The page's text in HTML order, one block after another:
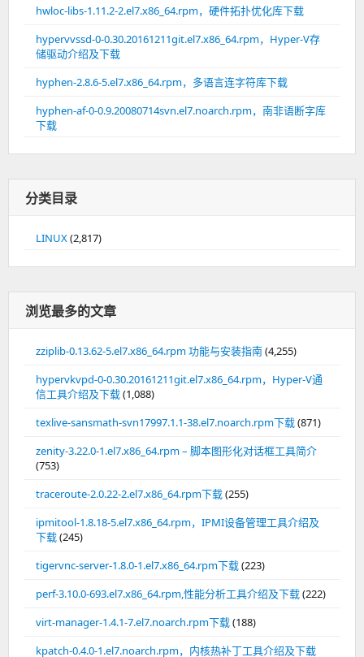
hwloc-libs-1.11.2-2.el7.x86_64.rpm，硬件拓扑优化库下载
hypervvssd-0-0.30.20161211git.el7.x86_64.rpm，Hyper-V存
储驱动介绍及下载
hyphen-2.8.6-5.el7.x86_64.rpm，多语言连字符库下载
hyphen-af-0-0.9.20080714svn.el7.noarch.rpm，南非语断字库
下载
分类目录
LINUX(2,817)
浏览最多的文章
zziplib-0.13.62-5.el7.x86_64.rpm 功能与安装指南(4,255)
hypervkvpd-0-0.30.20161211git.el7.x86_64.rpm，Hyper-V通
信工具介绍及下载(1,088)
texlive-sansmath-svn17997.1.1-38.el7.noarch.rpm下载(871)
zenity-3.22.0-1.el7.x86_64.rpm – 脚本图形化对话框工具简介
(753)
traceroute-2.0.22-2.el7.x86_64.rpm下载(255)
ipmitool-1.8.18-5.el7.x86_64.rpm，IPMI设备管理工具介绍及
下载(245)
tigervnc-server-1.8.0-1.el7.x86_64.rpm下载(223)
perf-3.10.0-693.el7.x86_64.rpm,性能分析工具介绍及下载(222)
virt-manager-1.4.1-7.el7.noarch.rpm下载(188)
kpatch-0.4.0-1.el7.noarch.rpm，内核热补丁工具介绍及下载